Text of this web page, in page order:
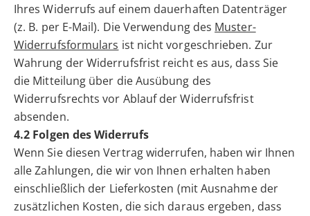
Ihres Widerrufs auf einem dauerhaften Datenträger
(z. B. per E-Mail). Die Verwendung des Muster-
Widerrufsformulars ist nicht vorgeschrieben. Zur
Wahrung der Widerrufsfrist reicht es aus, dass Sie
die Mitteilung über die Ausübung des
Widerrufsrechts vor Ablauf der Widerrufsfrist
absenden.
4.2 Folgen des Widerrufs
Wenn Sie diesen Vertrag widerrufen, haben wir Ihnen
alle Zahlungen, die wir von Ihnen erhalten haben
einschließlich der Lieferkosten (mit Ausnahme der
zusätzlichen Kosten, die sich daraus ergeben, dass